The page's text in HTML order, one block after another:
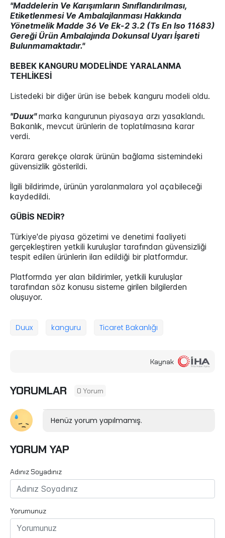
"Maddelerin Ve Karışımların Sınıflandırılması,
Etiketlenmesi Ve Ambalajlanması Hakkında
Yönetmelik Madde 36 Ve Ek-2 3.2 (Ts En Iso 11683)
Gereği Ürün Ambalajında Dokunsal Uyarı İşareti
Bulunmamaktadır."
BEBEK KANGURU MODELİNDE YARALANMA
TEHLİKESİ
Listedeki bir diğer ürün ise bebek kanguru modeli oldu.
"Duux"marka kangurunun piyasaya arzı yasaklandı.
Bakanlık, mevcut ürünlerin de toplatılmasına karar
verdi.
Karara gerekçe olarak ürünün bağlama sistemindeki
güvensizlik gösterildi.
İlgili bildirimde, ürünün yaralanmalara yol açabileceği
kaydedildi.
GÜBİS NEDİR?
Türkiye'de piyasa gözetimi ve denetimi faaliyeti
gerçekleştiren yetkili kuruluşlar tarafından güvensizliği
tespit edilen ürünlerin ilan edildiği bir platformdur.
Platformda yer alan bildirimler, yetkili kuruluşlar
tarafından söz konusu sisteme girilen bilgilerden
oluşuyor.
Duux kanguru Ticaret Bakanlığı
Kaynak
YORUMLAR 0 Yorum
Henüz yorum yapılmamış.
YORUM YAP
Adınız Soyadınız
Yorumunuz